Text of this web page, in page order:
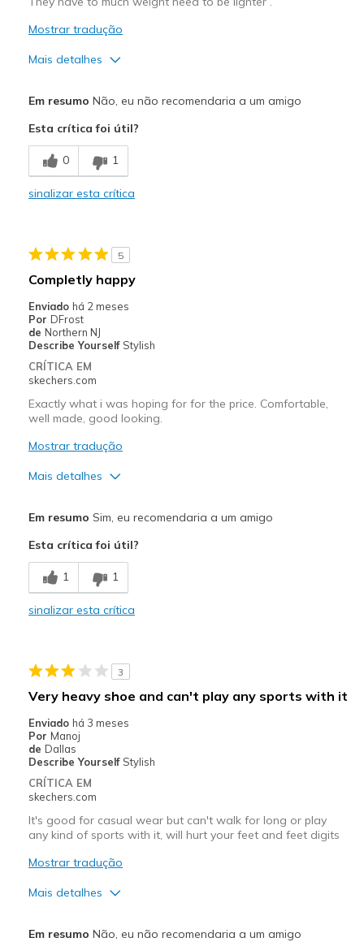
Mostrar tradução
Mais detalhes
Contras
Very heavy
Feels true to width
Sizing
Feels true to size
View On Shoes
Em resumo Não, eu não recomendaria a um amigo
Esta crítica foi útil?
0 1
sinalizar esta crítica
5
Completly happy
Enviado há 2 meses
Por DFrost
de Northern NJ
Describe Yourself Stylish
CRÍTICA EM
skechers.com
Exactly what i was hoping for for the price. Comfortable,
well made, good looking.
Mostrar tradução
Mais detalhes
Comfortable
Durable
Casual Wear
Width
Sizing
View On Shoes
I'm Into Shoes
Em resumo Sim, eu recomendaria a um amigo
Esta crítica foi útil?
1 1
sinalizar esta crítica
3
Very heavy shoe and can't play any sports with it
Enviado há 3 meses
Por Manoj
de Dallas
Describe Yourself Stylish
CRÍTICA EM
skechers.com
It's good for casual wear but can't walk for long or play
any kind of sports with it, will hurt your feet and feet digits
Mostrar tradução
Mais detalhes
Em resumo Não, eu não recomendaria a um amigo